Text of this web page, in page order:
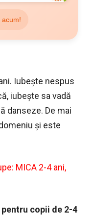
acum!
Iubește nespus
iubește sa vadă
danseze. De mai
și este
MICA 2-4 ani,
copii de 2-4